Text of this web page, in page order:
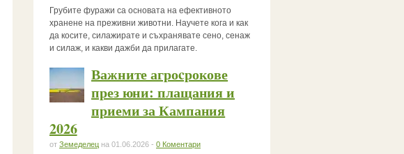
Грубите фуражи са основата на ефективното
хранене на преживни животни. Научете кога и как
да косите, силажирате и съхранявате сено, сенаж
и силаж, и какви дажби да прилагате.
Важните агроcрокове
през юни: плащания и
приеми за Кампания
2026
от Земеделец на 01.06.2026 - 0 Коментари